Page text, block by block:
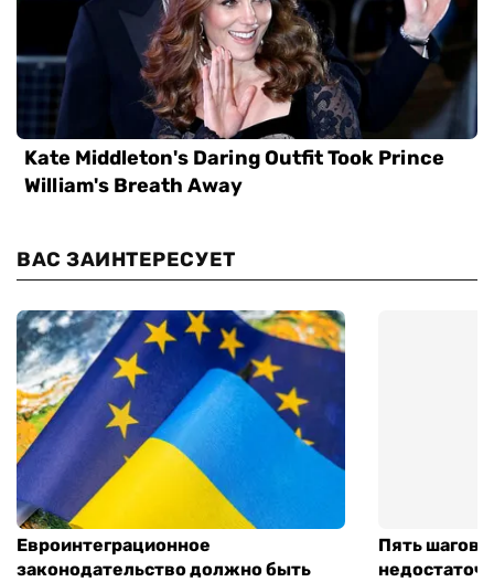
ВАС ЗАИНТЕРЕСУЕТ
Евроинтеграционное
законодательство должно быть
Пять шагов